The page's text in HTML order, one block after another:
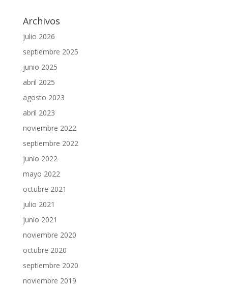
Archivos
julio 2026
septiembre 2025
junio 2025
abril 2025
agosto 2023
abril 2023
noviembre 2022
septiembre 2022
junio 2022
mayo 2022
octubre 2021
julio 2021
junio 2021
noviembre 2020
octubre 2020
septiembre 2020
noviembre 2019